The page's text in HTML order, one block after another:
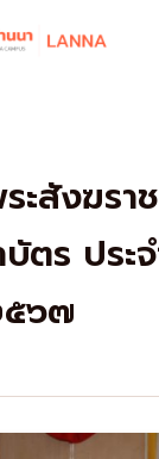
ะสังฆรา
ร ประจ
๖๗